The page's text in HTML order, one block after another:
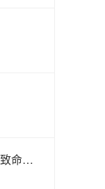
那些影响高铁沙盘模型制作质量的致命细节问题